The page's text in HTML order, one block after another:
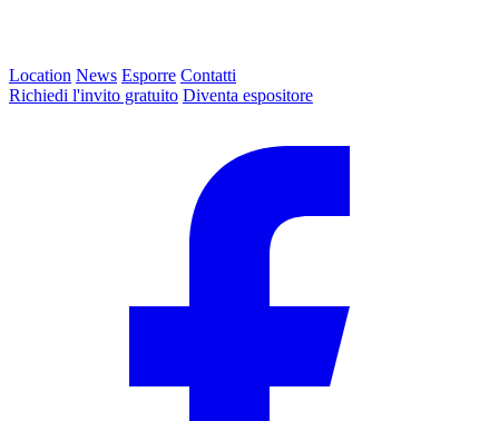
Location News Esporre Contatti
Richiedi l'invito gratuito Diventa espositore